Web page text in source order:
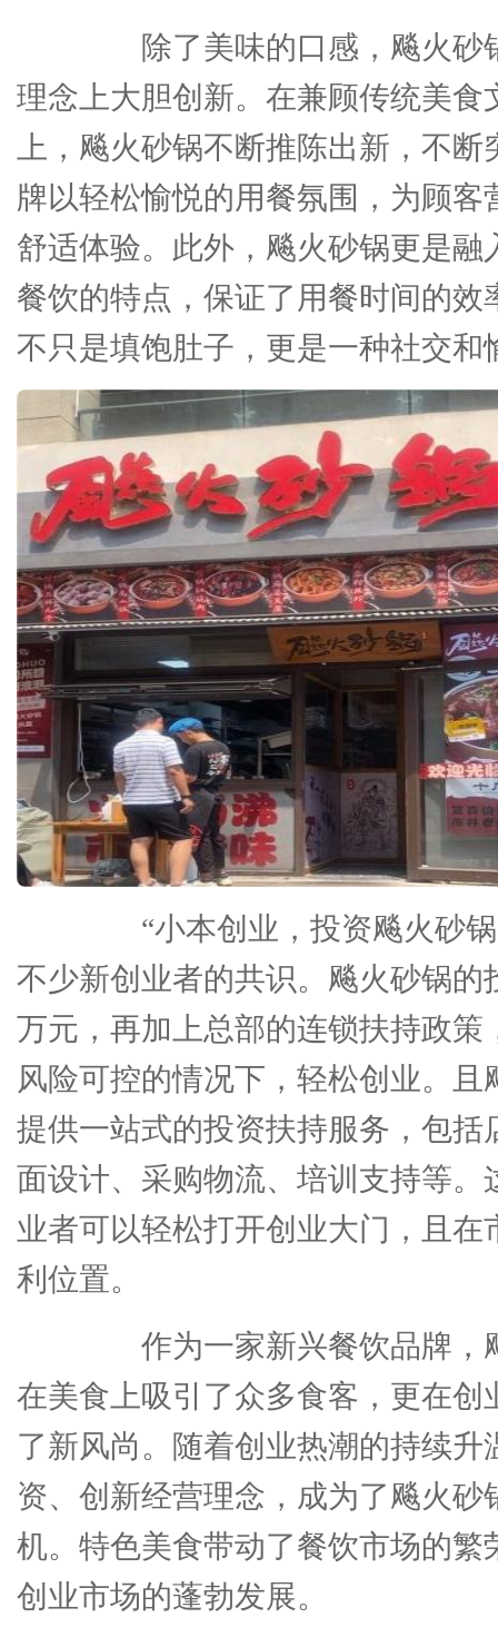
除了美味的口感，飚火砂
理念上大胆创新。在兼顾传统美食
上，飚火砂锅不断推陈出新，不
牌以轻松愉悦的用餐氛围，为顾客
舒适体验。此外，飚火砂锅更是融
餐饮的特点，保证了用餐时间的效
不只是填饱肚子，更是一种社交和
“小本创业，投资飚火砂锅
不少新创业者的共识。飚火砂锅的
万元，再加上总部的连锁扶持政策
风险可控的情况下，轻松创业。且
提供一站式的投资扶持服务，包括
面设计、采购物流、培训支持等。
业者可以轻松打开创业大门，且在
利位置。
作为一家新兴餐饮品牌，
在美食上吸引了众多食客，更在创
了新风尚。随着创业热潮的持续升
资、创新经营理念，成为了飚火砂
机。特色美食带动了餐饮市场的繁
创业市场的蓬勃发展。